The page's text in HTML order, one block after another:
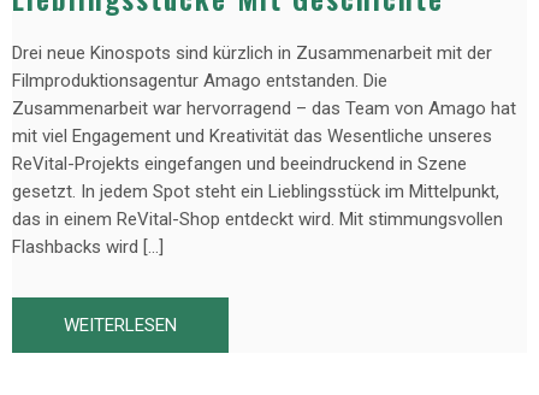
Drei neue Kinospots sind kürzlich in Zusammenarbeit mit der
Filmproduktionsagentur Amago entstanden. Die
Zusammenarbeit war hervorragend – das Team von Amago hat
mit viel Engagement und Kreativität das Wesentliche unseres
ReVital-Projekts eingefangen und beeindruckend in Szene
gesetzt. In jedem Spot steht ein Lieblingsstück im Mittelpunkt,
das in einem ReVital-Shop entdeckt wird. Mit stimmungsvollen
Flashbacks wird […]
WEITERLESEN